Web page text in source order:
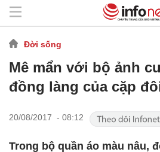
Đời sống
Mê mẩn với bộ ảnh
đồng làng của cặp
20/08/2017 - 08:12
Trong bộ quần áo màu nâu,